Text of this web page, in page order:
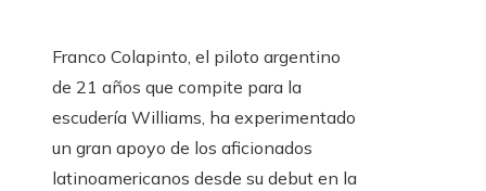
Franco Colapinto, el piloto argentino
de 21 años que compite para la
escudería Williams, ha experimentado
un gran apoyo de los aficionados
latinoamericanos desde su debut en la